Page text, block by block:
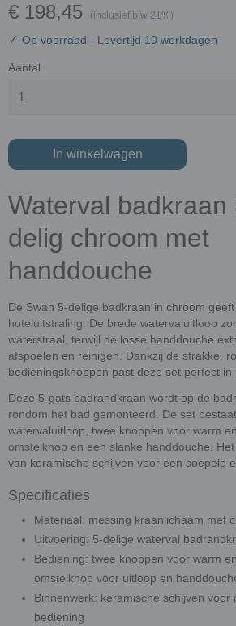
€ 198,45 (inclusief btw 21%)
✓ Op voorraad - Levertijd 10 werkdagen
Aantal
In winkelwagen
Waterval badkraan
delig chroom met
handdouche
De Swan 5-delige badkraan in chroom
hoteluitstraling. De brede watervaluitloop
waterstraal, terwijl de losse handdouche
afspoelen en reinigen. Dankzij de strakke,
bedieningsknoppen past deze set perfect in
Deze 5-gats badrandkraan wordt op de
rondom het bad gemonteerd. De set
watervaluitloop, twee knoppen voor warm
omstelknop en een slanke handdouche.
van keramische schijven voor een soepele
Specificaties
Materiaal: messing kraanlichaam met
Uitvoering: 5-delige waterval
Bediening: twee knoppen voor warm
omstelknop voor uitloop en
Binnenwerk: keramische schijven voor
bediening